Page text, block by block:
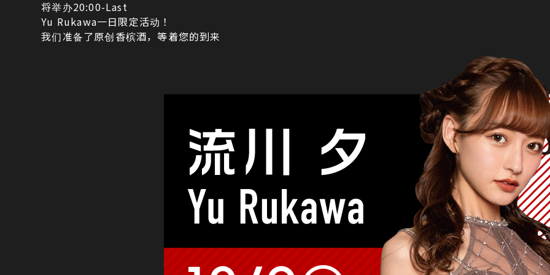
将举办20:00-Last
Yu Rukawa一日限定活动！
我们准备了原创香槟酒，等着您的到来